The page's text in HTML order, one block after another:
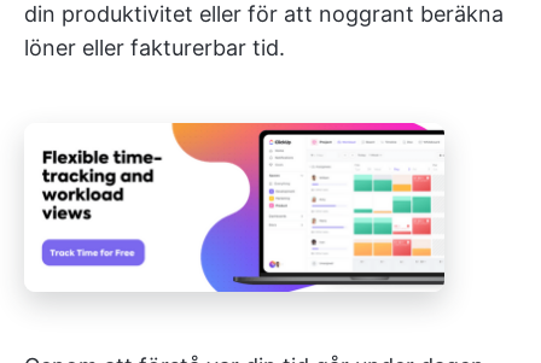
din produktivitet eller för att noggrant beräkna
löner eller fakturerbar tid.